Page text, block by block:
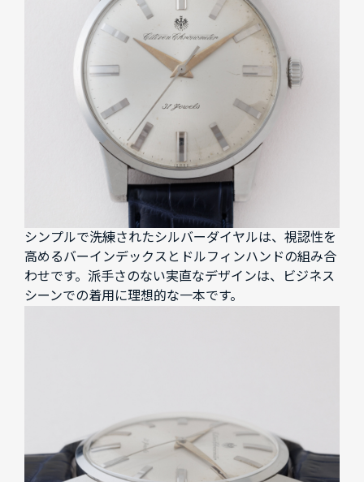
シンプルで洗練されたシルバーダイヤルは、視認性を
高めるバーインデックスとドルフィンハンドの組み合
わせです。派手さのない実直なデザインは、ビジネス
シーンでの着用に理想的な一本です。